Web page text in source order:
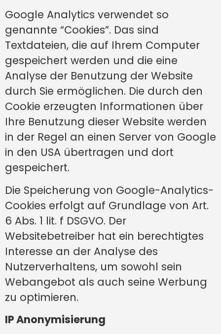
Google Analytics verwendet so
genannte “Cookies”. Das sind
Textdateien, die auf Ihrem Computer
gespeichert werden und die eine
Analyse der Benutzung der Website
durch Sie ermöglichen. Die durch den
Cookie erzeugten Informationen über
Ihre Benutzung dieser Website werden
in der Regel an einen Server von Google
in den USA übertragen und dort
gespeichert.
Die Speicherung von Google-Analytics-
Cookies erfolgt auf Grundlage von Art.
6 Abs. 1 lit. f DSGVO. Der
Websitebetreiber hat ein berechtigtes
Interesse an der Analyse des
Nutzerverhaltens, um sowohl sein
Webangebot als auch seine Werbung
zu optimieren.
IP Anonymisierung